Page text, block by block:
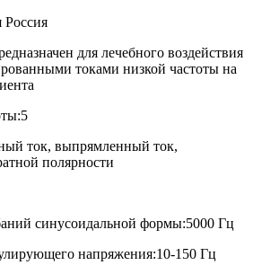
Россия
для лечебного воздействия
токами низкой частоты на
ток, выпрямленный ток,
полярности
синусоидальной формы:5000 Гц
напряжения:10-150 Гц